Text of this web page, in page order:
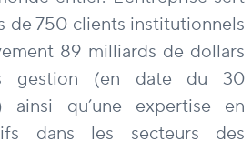
de 750 clients institutionnels
89 milliards de dollars
gestion (en date du 30
ainsi qu’une expertise en
dans les secteurs des